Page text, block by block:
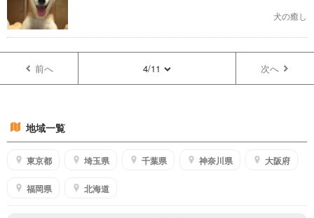
犬の癒し
前へ 4/11 次へ
地域一覧
東京都 埼玉県 千葉県 神奈川県 大阪府
福岡県 北海道